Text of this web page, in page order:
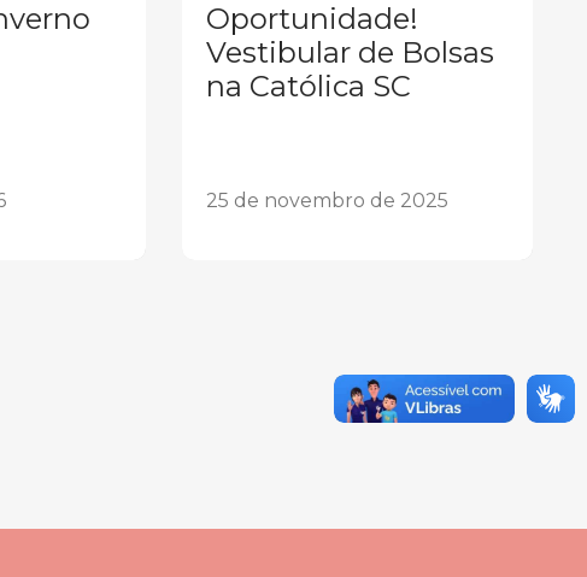
Oportunidade!
Vestibular de Bolsas
na Católica SC
25 de novembro de 2025